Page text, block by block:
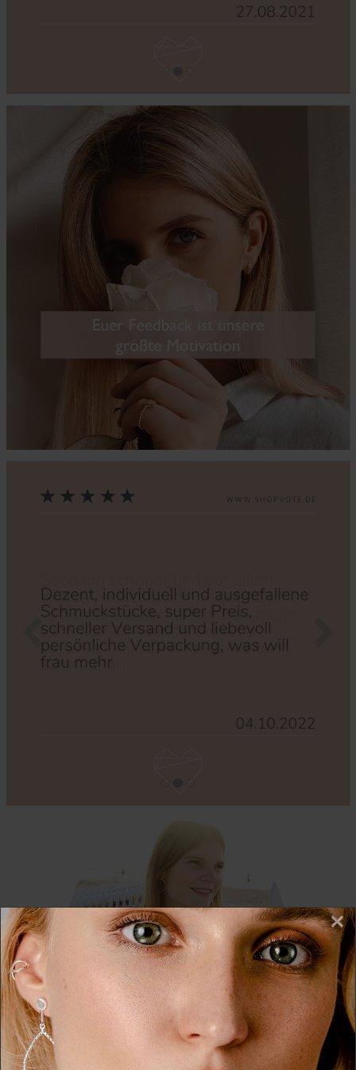
Zurück
Wir nutzen Cookies auf unserer Website. Einige von
diesen sind essenziell, während andere uns helfen,
×